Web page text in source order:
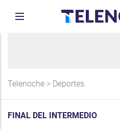
Telenoche > Deportes
FINAL DEL INTERMEDIO